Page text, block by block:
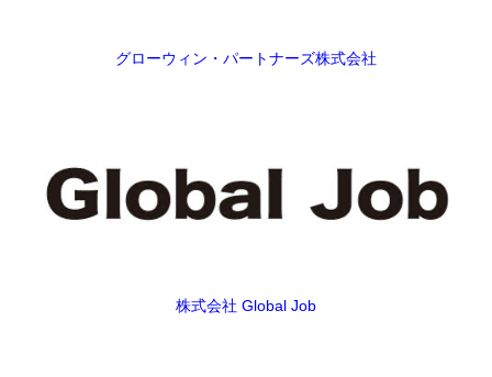
グローウィン・パートナーズ株式会社
株式会社 Global Job